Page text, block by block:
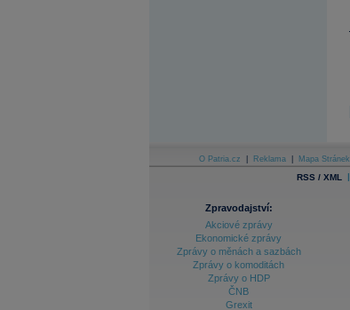
O Patria.cz Reklama Mapa Stránek
RSS / XML |
Zpravodajství:
Akciové zprávy
Ekonomické zprávy
Zprávy o měnách a sazbách
Zprávy o komoditách
Zprávy o HDP
ČNB
Grexit